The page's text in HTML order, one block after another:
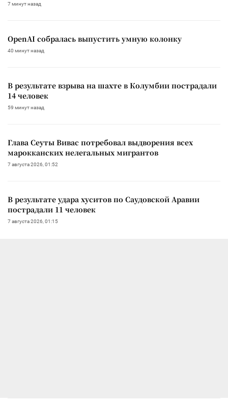
7 минут назад
OpenAI собралась выпустить умную колонку
40 минут назад
В результате взрыва на шахте в Колумбии пострадали
14 человек
59 минут назад
Глава Сеуты Вивас потребовал выдворения всех
марокканских нелегальных мигрантов
7 августа 2026, 01:52
В результате удара хуситов по Саудовской Аравии
пострадали 11 человек
7 августа 2026, 01:15